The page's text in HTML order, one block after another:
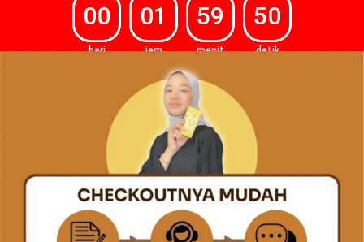
00
hari
01
jam
59
menit
48
detik